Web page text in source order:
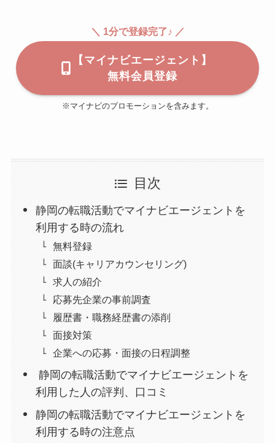
＼ 1分で登録完了♪ ／
【マイナビエージェント】
無料会員登録
※マイナビのプロモーションを含みます。
目次
静岡の転職活動でマイナビエージェントを
利用する時の流れ
無料登録
面談(キャリアカウンセリング)
求人の紹介
応募先企業の事前調査
履歴書・職務経歴書の添削
面接対策
企業への応募・面接の日程調整
静岡の転職活動でマイナビエージェントを
利用した人の評判、口コミ
静岡の転職活動でマイナビエージェントを
利用する時の注意点